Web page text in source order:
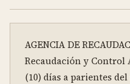
AGENCIA DE
Recaudación y Control
(10) días a parientes